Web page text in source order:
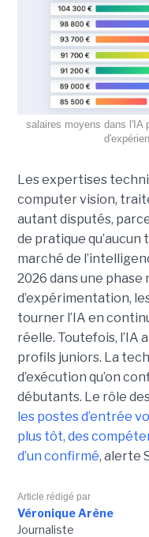
salaires moyens dans l'IA
Les expertises
computer vision,
autant disputés,
de pratique
marché de
2026 dans une
d’expérimentation,
tourner l’IA en
réelle. Toutefois, l’IA
profils juniors. La
d’exécution qu’on
débutants. Le rôle
les postes d’entrée
plus tôt, des
d’un confirmé, alerte
Article rédigé par
Véronique Arène
Journaliste